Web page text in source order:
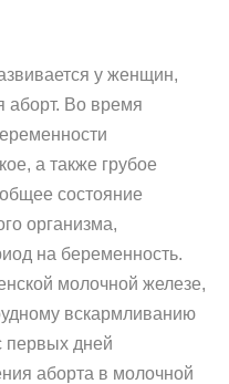
у женщин,
аборт. Во время
а также грубое
состояние
организма,
на беременность.
молочной железе,
вскармливанию
первых дней
аборта в молочной